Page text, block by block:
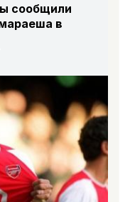
сообщили
в